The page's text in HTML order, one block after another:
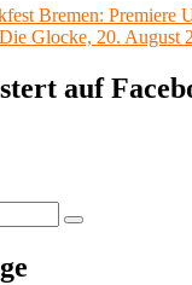
Bremen: Premiere
Glocke, 20. August
auf
Suchen